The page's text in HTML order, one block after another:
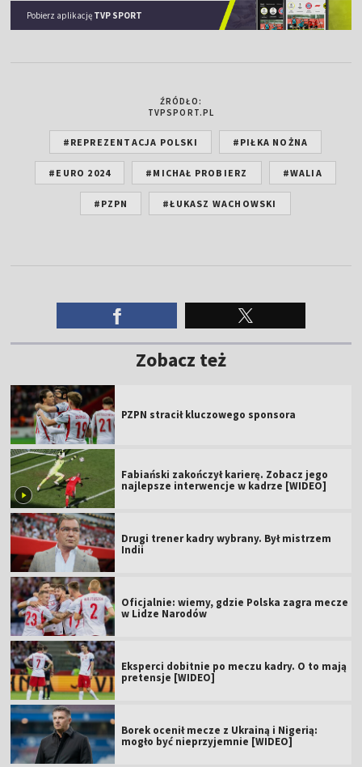
Pobierz aplikację TVP SPORT
ŹRÓDŁO:
TVPSPORT.PL
#REPREZENTACJA POLSKI #PIŁKA NOŻNA
#EURO 2024 #MICHAŁ PROBIERZ #WALIA
#PZPN #ŁUKASZ WACHOWSKI
Zobacz też
PZPN stracił kluczowego sponsora
Fabiański zakończył karierę. Zobacz jego
najlepsze interwencje w kadrze [WIDEO]
Drugi trener kadry wybrany. Był mistrzem
Indii
Oficjalnie: wiemy, gdzie Polska zagra mecze
w Lidze Narodów
Eksperci dobitnie po meczu kadry. O to mają
pretensje [WIDEO]
Borek ocenił mecze z Ukrainą i Nigerią:
mogło być nieprzyjemnie [WIDEO]